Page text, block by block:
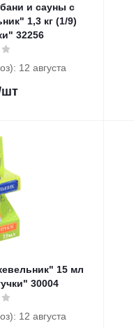
и сауны с
1,3 кг (1/9)
32256
12 августа
15 мл
30004
12 августа